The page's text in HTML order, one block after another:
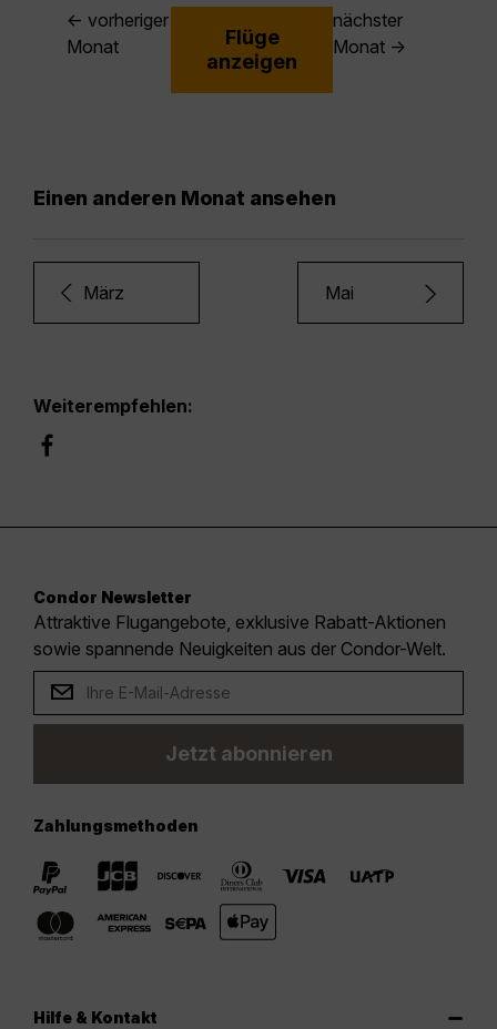
← vorheriger
Monat
Flüge
anzeigen
nächster
Monat →
Einen anderen Monat ansehen
März Mai
Weiterempfehlen:
Condor Newsletter
Attraktive Flugangebote, exklusive Rabatt-Aktionen
sowie spannende Neuigkeiten aus der Condor-Welt.
Jetzt abonnieren
Zahlungsmethoden
Hilfe & Kontakt